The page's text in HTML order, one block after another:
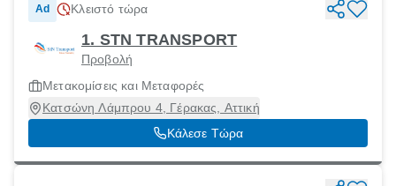
Ad Κλειστό τώρα
1. STN TRANSPORT
Προβολή
Μετακομίσεις και Μεταφορές
Κατσώνη Λάμπρου 4, Γέρακας, Αττική
Κάλεσε Τώρα